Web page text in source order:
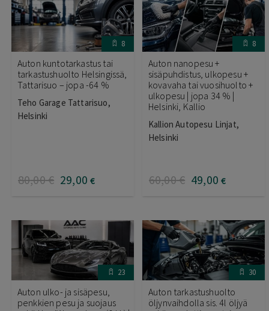
8
Auton kuntotarkastus tai
tarkastushuolto Helsingissä,
Tattarisuo – jopa -64 %
Teho Garage Tattarisuo,
Helsinki
80,00€ 29,00 €
8
Auton nanopesu +
sisäpuhdistus, ulkopesu +
kovavaha tai vuosihuolto +
ulkopesu | jopa 34 % |
Helsinki, Kallio
Kallion Autopesu Linjat,
Helsinki
60,00€ 49,00 €
23
Auton ulko- ja sisäpesu,
penkkien pesu ja suojaus
30
Auton tarkastushuolto
öljynvaihdolla sis. 4l öljyä